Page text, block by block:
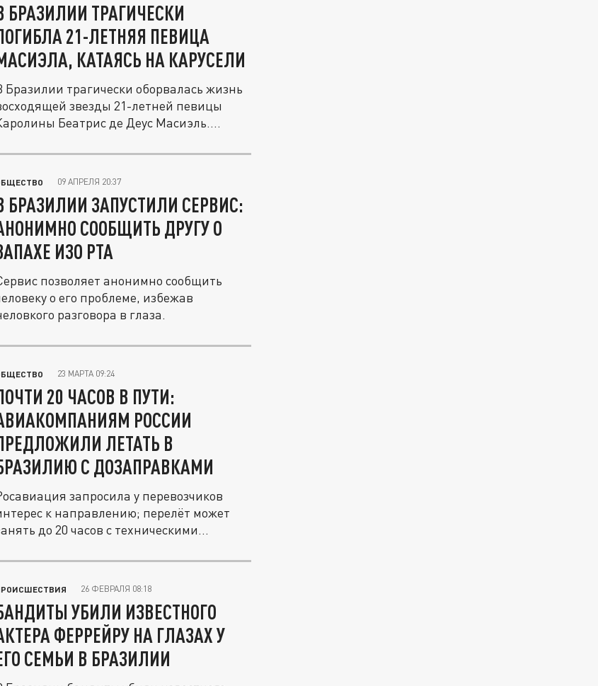
БРАЗИЛИИ ТРАГИЧЕСКИ
21-ЛЕТНЯЯ ПЕВИЦА
КАТАЯСЬ НА КАРУСЕЛИ
Бразилии трагически оборвалась жизнь
звезды 21-летней певицы
Беатрис де Деус Масиэль....
09 АПРЕЛЯ 20:37
БРАЗИЛИИ ЗАПУСТИЛИ СЕРВИС:
СООБЩИТЬ ДРУГУ О
ИЗО РТА
позволяет анонимно сообщить
о его проблеме, избежав
разговора в глаза.
23 МАРТА 09:24
20 ЧАСОВ В ПУТИ:
РОССИИ
ЛЕТАТЬ В
С ДОЗАПРАВКАМИ
запросила у перевозчиков
к направлению; перелёт может
до 20 часов с техническими...
26 ФЕВРАЛЯ 08:18
УБИЛИ ИЗВЕСТНОГО
ФЕРРЕЙРУ НА ГЛАЗАХ У
СЕМЬИ В БРАЗИЛИИ